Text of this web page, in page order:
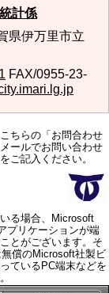
計係
県伊万里市立
FAX/0955-23-
ちらの「お問合わせ
ールでお問い合わせ
ご記入ください。
る場合、Microsoft
プリケーションが端
とがございます。そ
償のMicrosoft社製ビ
ているPC端末などを